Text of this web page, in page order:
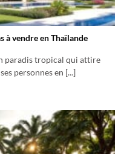
à vendre en Thaïlande
paradis tropical qui attire
personnes en [...]